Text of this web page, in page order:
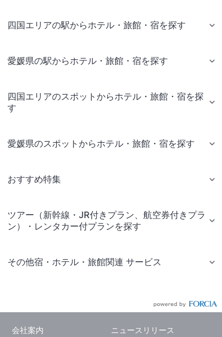
四国エリアの駅からホテル・旅館・宿を探す
愛媛県の駅からホテル・旅館・宿を探す
四国エリアのスポットからホテル・旅館・宿を探
す
愛媛県のスポットからホテル・旅館・宿を探す
おすすめ特集
ツアー（新幹線・JR付きプラン、航空券付きプラ
ン）・レンタカー付プランを探す
その他宿・ホテル・旅館関連 サービス
会社案内 ニュースリリース